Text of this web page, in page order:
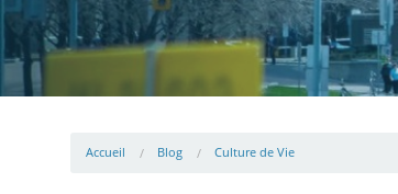
Accueil Blog Culture de Vie